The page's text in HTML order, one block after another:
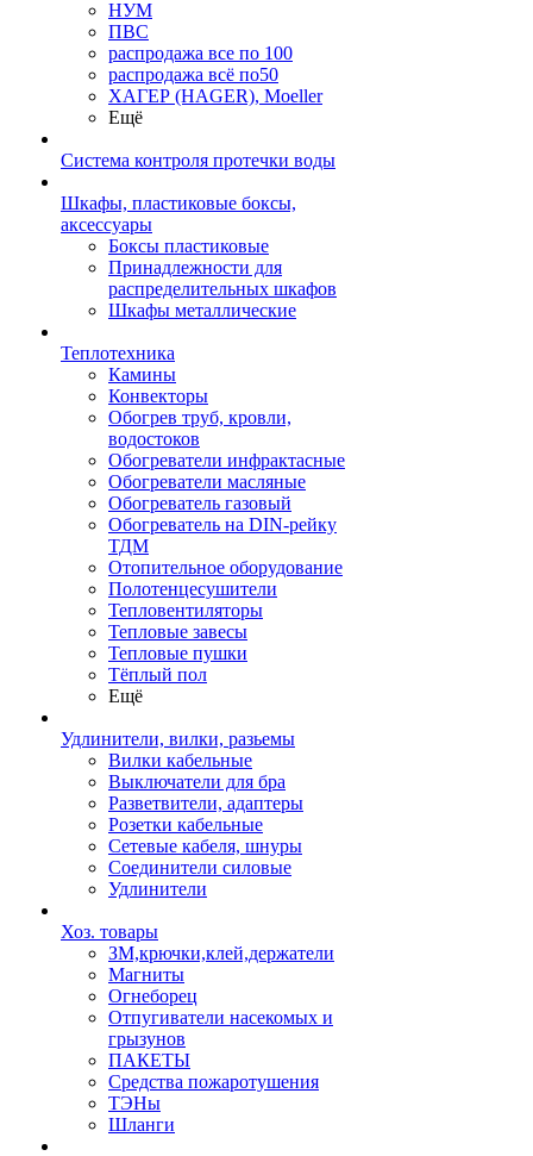
НУМ
ПВС
распродажа все по 100
распродажа всё по50
ХАГЕР (HAGER), Moeller
Ещё
Система контроля протечки воды
Шкафы, пластиковые боксы,
аксессуары
Боксы пластиковые
Принадлежности для
распределительных шкафов
Шкафы металлические
Теплотехника
Камины
Конвекторы
Обогрев труб, кровли,
водостоков
Обогреватели инфрактасные
Обогреватели масляные
Обогреватель газовый
Обогреватель на DIN-рейку
ТДМ
Отопительное оборудование
Полотенцесушители
Тепловентиляторы
Тепловые завесы
Тепловые пушки
Тёплый пол
Ещё
Удлинители, вилки, разьемы
Вилки кабельные
Выключатели для бра
Разветвители, адаптеры
Розетки кабельные
Сетевые кабеля, шнуры
Соединители силовые
Удлинители
Хоз. товары
ЗМ,крючки,клей,держатели
Магниты
Огнеборец
Отпугиватели насекомых и
грызунов
ПАКЕТЫ
Средства пожаротушения
ТЭНы
Шланги